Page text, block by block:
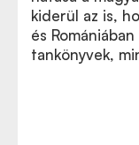
kiderül az is,
és
tankönyvek,